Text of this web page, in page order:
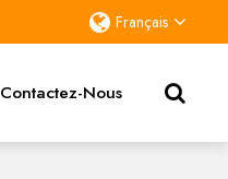
Français
Contactez-Nous